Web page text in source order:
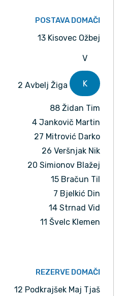
POSTAVA DOMAČI
13 Kisovec Ožbej
V
2 Avbelj Žiga K
88 Židan Tim
4 Jankovič Martin
27 Mitrović Darko
26 Veršnjak Nik
20 Simionov Blažej
15 Bračun Til
7 Bjelkić Din
14 Strnad Vid
11 Švelc Klemen
REZERVE DOMAČI
12 Podkrajšek Maj Tjaš